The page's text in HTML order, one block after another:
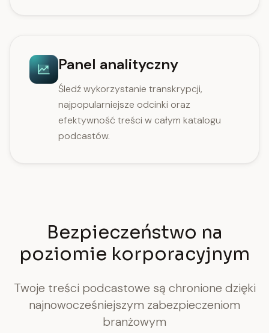
Panel analityczny
Śledź wykorzystanie transkrypcji,
najpopularniejsze odcinki oraz
efektywność treści w całym katalogu
podcastów.
Bezpieczeństwo na
poziomie korporacyjnym
Twoje treści podcastowe są chronione dzięki
najnowocześniejszym zabezpieczeniom
branżowym